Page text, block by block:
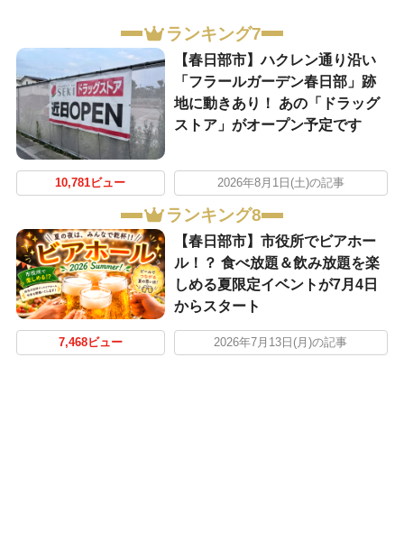
ランキング7
【春日部市】ハクレン通り沿い
「フラールガーデン春日部」跡
地に動きあり！ あの「ドラッグ
ストア」がオープン予定です
10,781ビュー 2026年8月1日(土)の記事
ランキング8
【春日部市】市役所でビアホー
ル！？ 食べ放題＆飲み放題を楽
しめる夏限定イベントが7月4日
からスタート
7,468ビュー 2026年7月13日(月)の記事